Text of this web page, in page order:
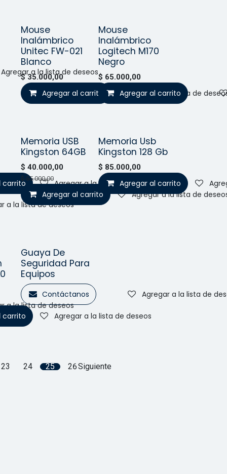
Agregar a la lista de deseos
Vendido
Mouse
Inalámbrico
Unitec FW-021
Blanco
$35.000,00
Agregar al carrito Agregar a la lista de
Mouse
Inalámbrico
Logitech M170
Negro
$ 65.000,00
Agregar al carrito
a la lista de deseos
carrito Agregar a la lista de deseos
¡Nuevo!
Memoria USB
Kingston 64GB
$ 40.000,00
$55.000,00
Agregar al carrito Agregar a la lista de
¡Nuevo!
Memoria Usb
Kingston 128 Gb
$ 85.000,00
Agregar al carrito
a la lista de deseos
carrito Agregar a la lista de deseos
¡Nuevo!
Guaya De
Seguridad Para
Equipos
Contáctanos Agregar a la lista de
23 24 25 26Siguiente